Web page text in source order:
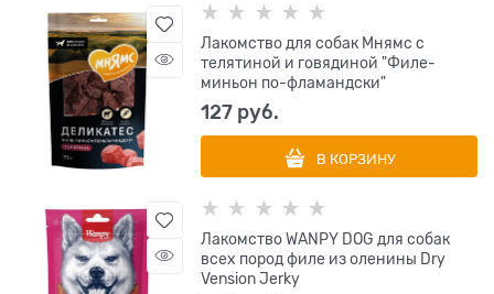
Лакомство для собак Мнямс с
телятиной и говядиной "Филе-
миньон по-фламандски"
127 руб.
В КОРЗИНУ
Лакомство WANPY DOG для собак
всех пород филе из оленины Dry
Vension Jerky